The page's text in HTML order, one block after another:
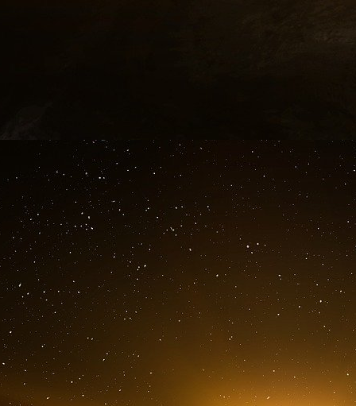
leurs forces nucléaires stratégiques en état
d’alerte crédible d’une attaque de l’autre partie.
Aujourd’hui, le risque de lancement
désarmante.Une stratégie de dissuasion
des représailles rapides, mais des
obliger les États-Unis à envisager
prendre un certain temps à se développer.
Les États-Unis devraient éliminer tous les
« utilisés ou perdus ».
Ils doivent
commandement, de contrôle et de
performants pour permettre aux décideurs
une décision raisonnée sur la manière de